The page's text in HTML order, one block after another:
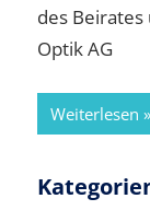
des
Optik AG
Weiterlesen